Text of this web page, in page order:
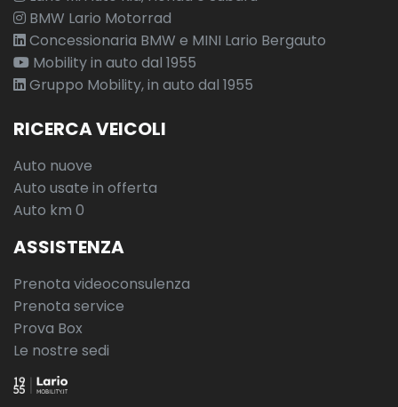
BMW Lario Motorrad
Concessionaria BMW e MINI Lario Bergauto
Mobility in auto dal 1955
Gruppo Mobility, in auto dal 1955
RICERCA VEICOLI
Auto nuove
Auto usate in offerta
Auto km 0
ASSISTENZA
Prenota videoconsulenza
Prenota service
Prova Box
Le nostre sedi